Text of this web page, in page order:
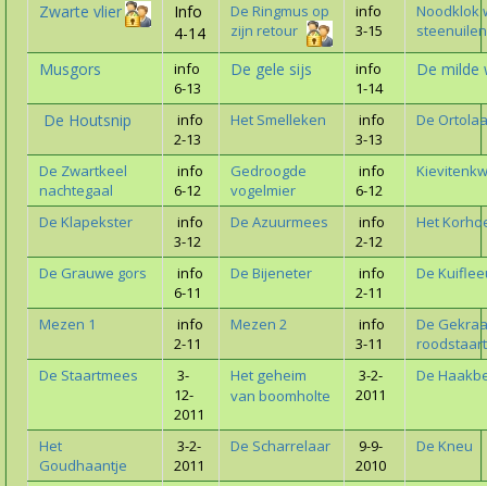
Zwarte vlier
Info
4-14
De Ringmus op
zijn retour
info
3-15
Noodklok
steenuilen
Musgors
info
6-13
De gele sijs
info
1-14
De milde
De Houtsnip
info
2-13
Het Smelleken
info
3-13
De
De Zwartkeel
nachtegaal
info
6-12
Gedroogde
vogelmier
info
6-12
De Klapekster
info
3-12
De Azuurmees
info
2-12
Het
De Grauwe gors
info
6-11
De Bijeneter
info
2-11
De
Mezen 1
info
2-11
Mezen 2
info
3-11
De
roodstaart
De Staartmees
3-
12-
2011
Het geheim
van boomholte
3-2-
2011
De
Het
Goudhaantje
3-2-
2011
De Scharrelaar
9-9-
2010
De Kneu